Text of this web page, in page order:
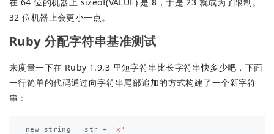
32 位机器上会更小一点。
Ruby 分配字符串基准测试
来度量一下在 Ruby 1.9.3 里短字符串比长字符串快多少吧，下面
一行简单的代码通过向字符串尾部追加的方式构建了一个新字符
串：
new_string = str + 'x'